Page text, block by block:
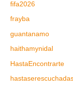
fifa2026
frayba
guantanamo
haithamynidal
HastaEncontrarte